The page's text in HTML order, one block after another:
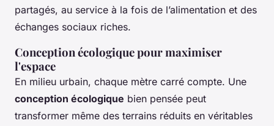
partagés, au service à la fois de l’alimentation et des
échanges sociaux riches.
Conception écologique pour maximiser
l'espace
En milieu urbain, chaque mètre carré compte. Une
conception écologique bien pensée peut
transformer même des terrains réduits en véritables